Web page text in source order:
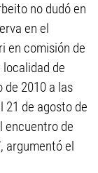
no dudó en
en el
en comisión de
de
de 2010 a las
21 de agosto de
encuentro de
argumentó el